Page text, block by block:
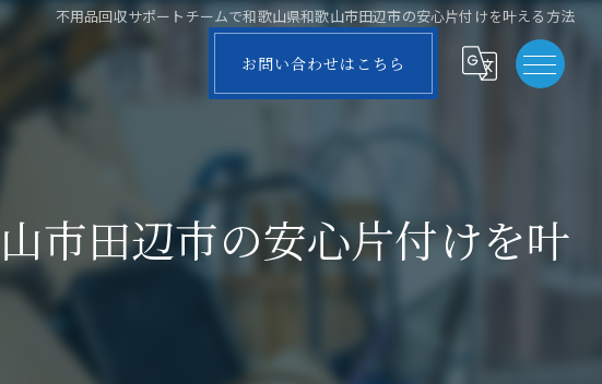
不用品回収サポートチームで和歌山県和歌山市田辺市の安心片付けを叶える方法
お問い合わせはこちら
市田辺市の安心片付けを叶